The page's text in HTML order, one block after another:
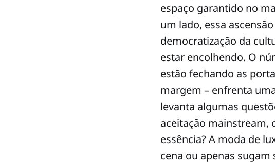
espaço garantido no
um lado, essa
democratização da
estar encolhendo. O
estão fechando as
margem – enfrenta
levanta algumas
aceitação mainstream,
essência? A moda de
cena ou apenas